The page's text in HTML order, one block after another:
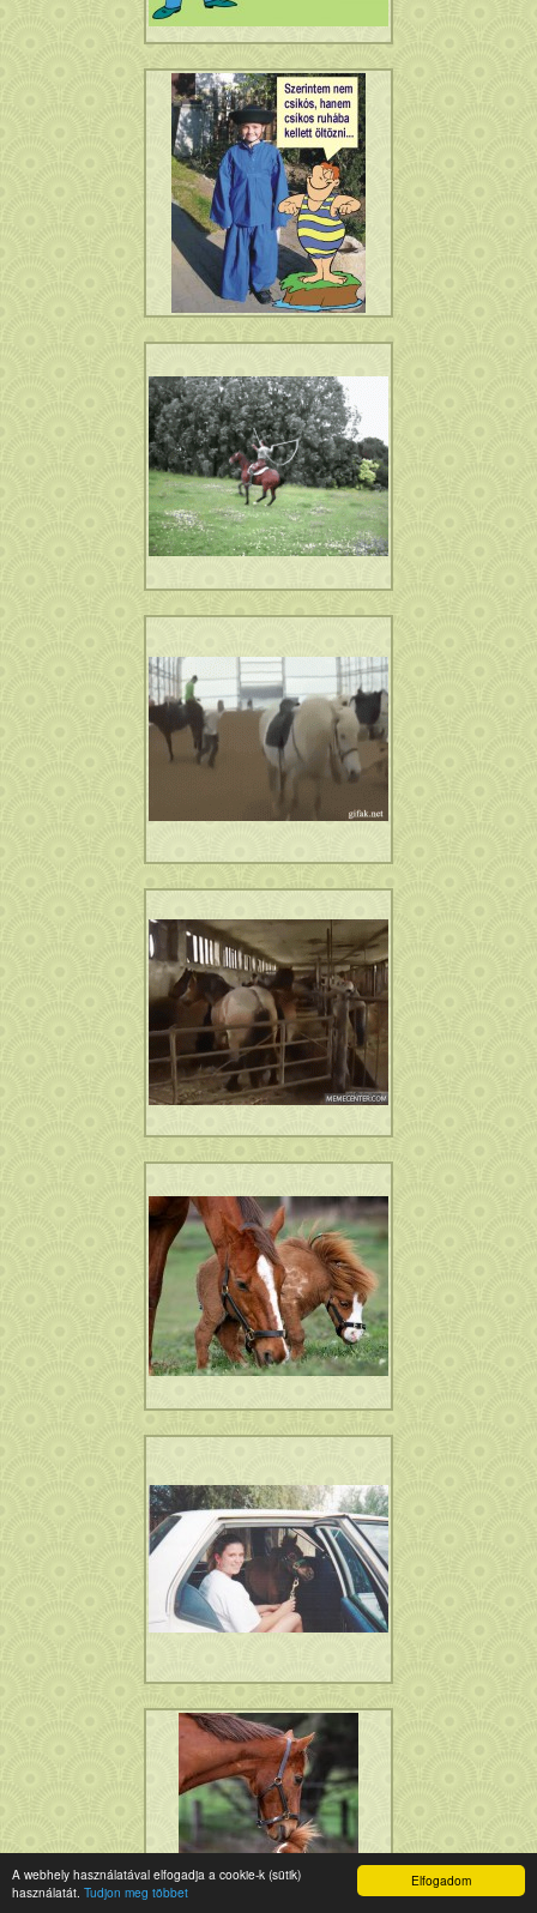
Elfogadom
A webhely használatával elfogadja a cookie-k (sütik)
használatát. Tudjon meg többet